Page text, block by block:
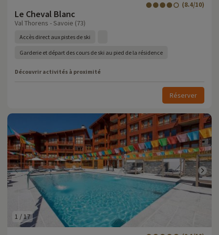
Le Cheval Blanc
(8.4/10)
Val Thorens - Savoie (73)
Accès direct aux pistes de ski
Garderie et départ des cours de ski au pied de la résidence
Découvrir activités à proximité
Réserver
1 /17